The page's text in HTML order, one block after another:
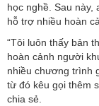
học nghề. Sau này,
hỗ trợ nhiều hoàn
“Tôi luôn thấy bản
hoàn cảnh người
nhiều chương trình
từ đó kêu gọi thêm
chia sẻ.